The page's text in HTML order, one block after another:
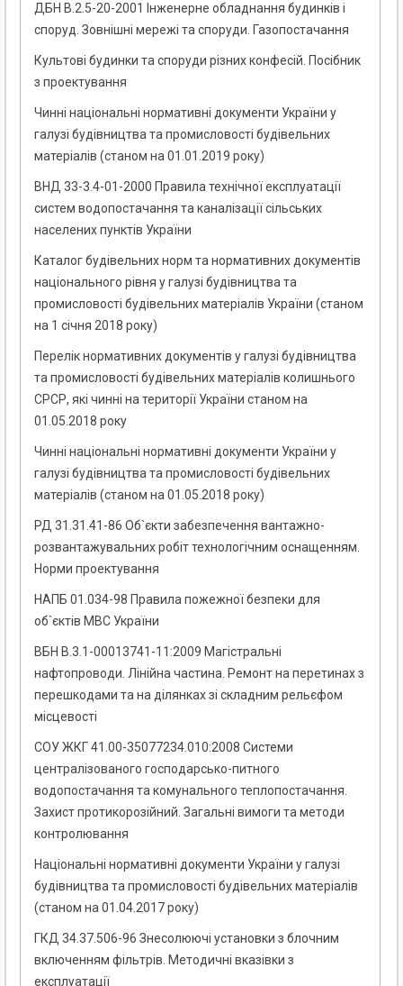
ДБН В.2.5-20-2001 Інженерне обладнання будинків і
споруд. Зовнішні мережі та споруди. Газопостачання
Культові будинки та споруди різних конфесій. Посібник
з проектування
Чинні національні нормативні документи України у
галузі будівництва та промисловості будівельних
матеріалів (станом на 01.01.2019 року)
ВНД 33-3.4-01-2000 Правила технічної експлуатації
систем водопостачання та каналізації сільських
населених пунктів України
Каталог будівельних норм та нормативних документів
національного рівня у галузі будівництва та
промисловості будівельних матеріалів України (станом
на 1 січня 2018 року)
Перелік нормативних документів у галузі будівництва
та промисловості будівельних матеріалів колишнього
СРСР, які чинні на території України станом на
01.05.2018 року
Чинні національні нормативні документи України у
галузі будівництва та промисловості будівельних
матеріалів (станом на 01.05.2018 року)
РД 31.31.41-86 Об`єкти забезпечення вантажно-
розвантажувальних робіт технологічним оснащенням.
Норми проектування
НАПБ 01.034-98 Правила пожежної безпеки для
об`єктів МВС України
ВБН В.3.1-00013741-11:2009 Магістральні
нафтопроводи. Лінійна частина. Ремонт на перетинах з
перешкодами та на ділянках зі складним рельєфом
місцевості
СОУ ЖКГ 41.00-35077234.010:2008 Системи
централізованого господарсько-питного
водопостачання та комунального теплопостачання.
Захист протикорозійний. Загальні вимоги та методи
контролювання
Національні нормативні документи України у галузі
будівництва та промисловості будівельних матеріалів
(станом на 01.04.2017 року)
ГКД 34.37.506-96 Знесолюючі установки з блочним
включенням фільтрів. Методичні вказівки з
експлуатації